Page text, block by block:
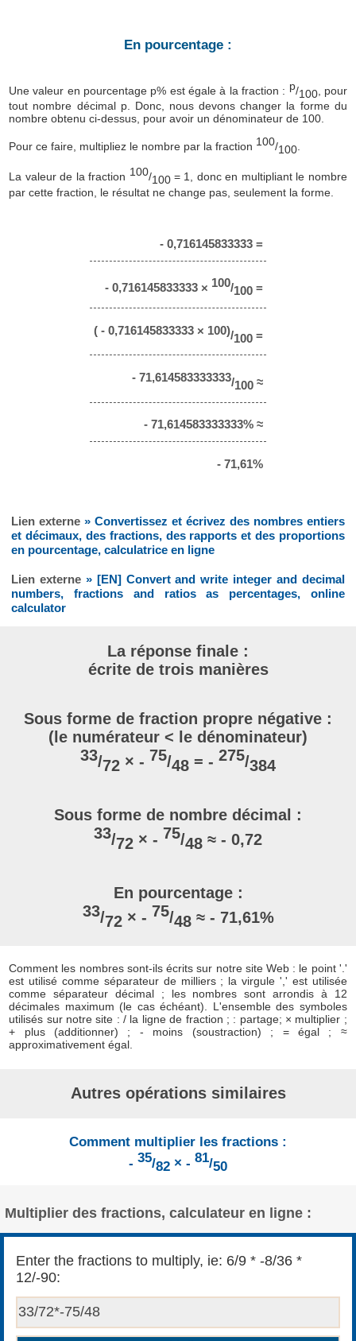
En pourcentage :
Une valeur en pourcentage p% est égale à la fraction : p/100, pour
tout nombre décimal p. Donc, nous devons changer la forme du
nombre obtenu ci-dessus, pour avoir un dénominateur de 100.
Pour ce faire, multipliez le nombre par la fraction 100/100
La valeur de la fraction 100/100= 1, donc en multipliant le nombre
par cette fraction, le résultat ne change pas, seulement la forme.
- 0,716145833333 =
- 0,716145833333 × 100/100=
( - 0,716145833333 × 100)/100=
- 71,614583333333/100≈
- 71,614583333333% ≈
- 71,61%
Lien externe » Convertissez et écrivez des nombres entiers
et décimaux, des fractions, des rapports et des proportions
en pourcentage, calculatrice en ligne
Lien externe » [EN] Convert and write integer and decimal
numbers, fractions and ratios as percentages, online
calculator
La réponse finale :
écrite de trois manières
Sous forme de fraction propre négative :
(le numérateur < le dénominateur)
33/72 × - 75/48 = - 275/384
Sous forme de nombre décimal :
33/72 × - 75/48 ≈ - 0,72
En pourcentage :
33/72 × - 75/48≈ - 71,61%
Comment les nombres sont-ils écrits sur notre site Web : le point '.'
est utilisé comme séparateur de milliers ; la virgule ',' est utilisée
comme séparateur décimal ; les nombres sont arrondis à 12
décimales maximum (le cas échéant). L'ensemble des symboles
utilisés sur notre site : / la ligne de fraction ; : partage; × multiplier ;
+ plus (additionner) ; - moins (soustraction) ; = égal ; ≈
approximativement égal.
Autres opérations similaires
Comment multiplier les fractions :
- 35/82 × - 81/50
Multiplier des fractions, calculateur en ligne :
Enter the fractions to multiply, ie: 6/9 * -8/36 *
12/-90: